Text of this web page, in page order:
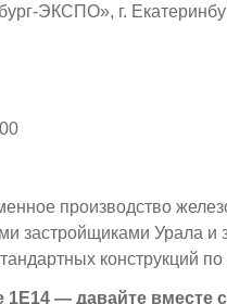
ЭКСПО», г.
производство
застройщиками Урала
конструкций
— давайте вместе